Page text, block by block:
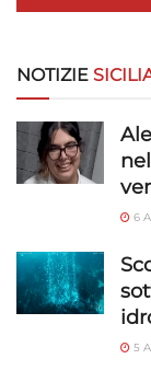
NOTIZIE
6
5